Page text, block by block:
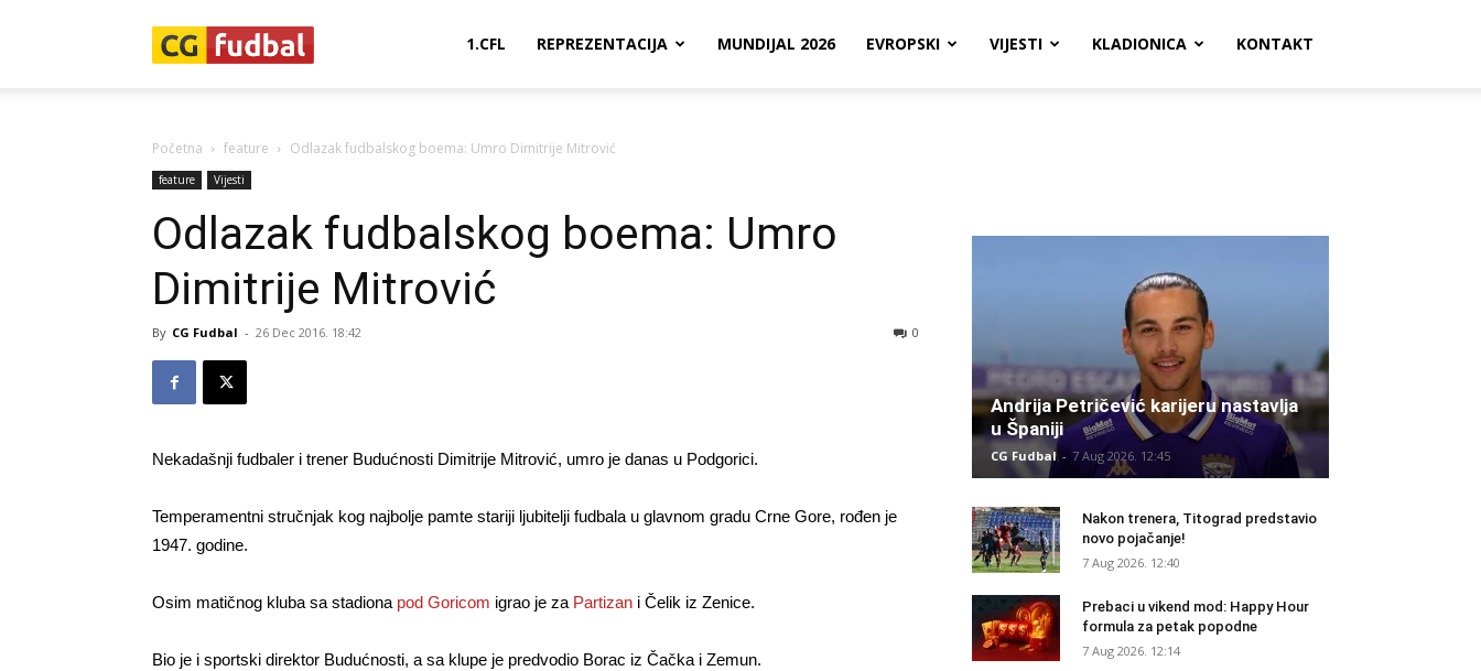
1.CFL REPREZENTACIJA MUNDIJAL 2026 EVROPSKI VIJESTI KLADIONICA KONTAKT
Početna feature Odlazak fudbalskog boema: Umro Dimitrije Mitrović
feature Vijesti
Odlazak fudbalskog boema: Umro
Dimitrije Mitrović
By CG Fudbal - 26 Dec 2016. 18:42 0
Nekadašnji fudbaler i trener Budućnosti Dimitrije Mitrović, umro je danas u Podgorici.
Temperamentni stručnjak kog najbolje pamte stariji ljubitelji fudbala u glavnom gradu Crne Gore, rođen je
1947. godine.
Osim matičnog kluba sa stadiona pod Goricom igrao je za Partizan i Čelik iz Zenice.
Bio je i sportski direktor Budućnosti, a sa klupe je predvodio Borac iz Čačka i Zemun.
Andrija Petričević karijeru nastavlja
u Španiji
CG Fudbal - 7 Aug 2026. 12:45
Nakon trenera, Titograd predstavio
novo pojačanje!
7 Aug 2026. 12:40
Prebaci u vikend mod: Happy Hour
formula za petak popodne
7 Aug 2026. 12:14